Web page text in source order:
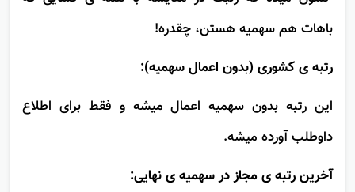
نشون میده که رتبت در مقایسه با همه ی کسایی که
باهات هم سهمیه هستن، چقدره!
رتبه ی کشوری (بدون اعمال سهمیه):
این رتبه بدون سهمیه اعمال میشه و فقط برای اطلاع
داوطلب آورده میشه.